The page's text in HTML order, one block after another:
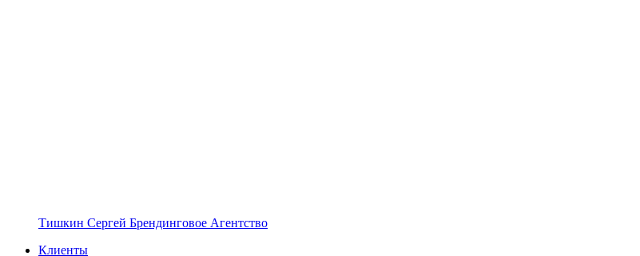
Тишкин Сергей Брендинговое Агентство
Клиенты